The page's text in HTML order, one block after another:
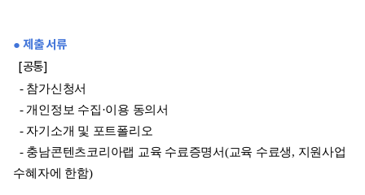
● 제출 서류
[공통]
- 참가신청서
- 개인정보 수집·이용 동의서
- 자기소개 및 포트폴리오
- 충남콘텐츠코리아랩 교육 수료증명서(교육 수료생, 지원사업
수혜자에 한함)